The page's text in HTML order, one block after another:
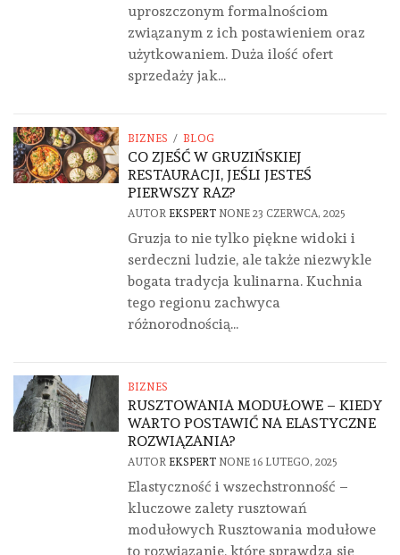
uproszczonym formalnościom
związanym z ich postawieniem oraz
użytkowaniem. Duża ilość ofert
sprzedaży jak...
BIZNES / BLOG
CO ZJEŚĆ W GRUZIŃSKIEJ
RESTAURACJI, JEŚLI JESTEŚ
PIERWSZY RAZ?
AUTOR EKSPERT NONE 23 CZERWCA, 2025
Gruzja to nie tylko piękne widoki i
serdeczni ludzie, ale także niezwykle
bogata tradycja kulinarna. Kuchnia
tego regionu zachwyca
różnorodnością...
BIZNES
RUSZTOWANIA MODUŁOWE – KIEDY
WARTO POSTAWIĆ NA ELASTYCZNE
ROZWIĄZANIA?
AUTOR EKSPERT NONE 16 LUTEGO, 2025
Elastyczność i wszechstronność –
kluczowe zalety rusztowań
modułowych Rusztowania modułowe
to rozwiązanie, które sprawdza się